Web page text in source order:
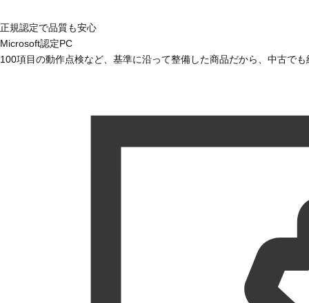
正規認定で品質も安心
Microsoft認定PC
100項目の動作点検など、基準に沿って整備した商品だから、中古で